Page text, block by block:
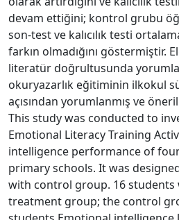
devam ettiğini; kontrol grubu
son-test ve kalıcılık testi
farkın olmadığını göstermiştir.
literatür doğrultusunda
okuryazarlık eğitiminin ilkokul
açısından yorumlanmış ve
This study was conducted to
Emotional Literacy Training
intelligence performance of
primary schools. It was
with control group. 16 students
treatment group; the control